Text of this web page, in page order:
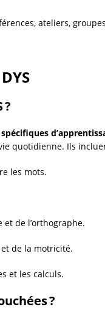
ateliers,
?
quotidienne. Ils
les mots.
et de l’orthographe.
de la motricité.
et les calculs.
?